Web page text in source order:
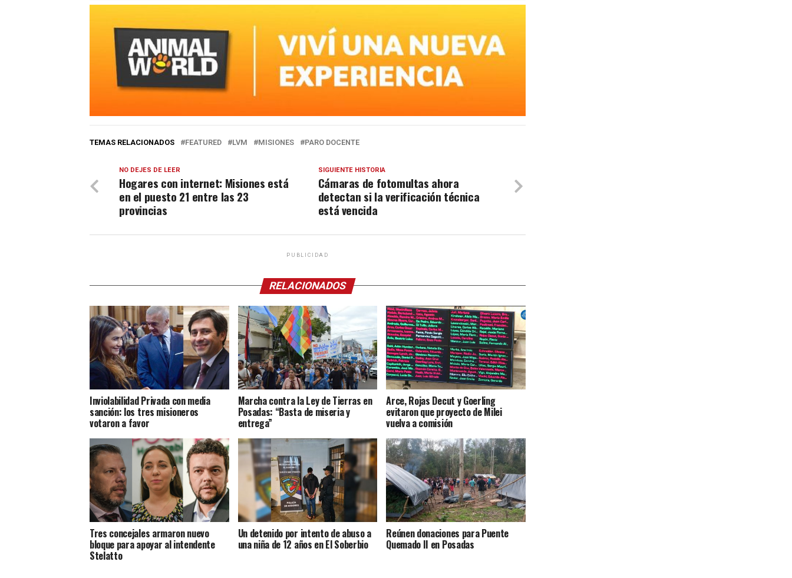
TEMAS RELACIONADOS FEATURED LVM MISIONES PARO DOCENTE
SIGUIENTE HISTORIA
Cámaras de fotomultas ahora
detectan si la verificación técnica
está vencida
NO DEJES DE LEER
Hogares con internet: Misiones está
en el puesto 21 entre las 23
provincias
PUBLICIDAD
RELACIONADOS
Inviolabilidad Privada con media
sanción: los tres misioneros
votaron a favor
Marcha contra la Ley de Tierras en
Posadas: “Basta de miseria y
entrega”
Arce, Rojas Decut y Goerling
evitaron que proyecto de Milei
vuelva a comisión
Tres concejales armaron nuevo
bloque para apoyar al intendente
Stelatto
Un detenido por intento de abuso a
una niña de 12 años en El Soberbio
Reúnen donaciones para Puente
Quemado II en Posadas